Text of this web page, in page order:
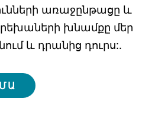
առաջընթացը և
խնամքը մեր
և դրանից դուրս:.